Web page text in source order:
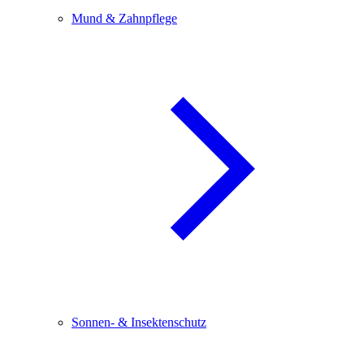
Mund & Zahnpflege
Sonnen- & Insektenschutz